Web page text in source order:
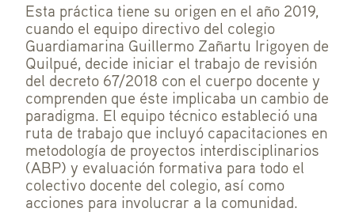
Esta práctica tiene su origen en el año 2019,
cuando el equipo directivo del colegio
Guardiamarina Guillermo Zañartu Irigoyen de
Quilpué, decide iniciar el trabajo de revisión
del decreto 67/2018 con el cuerpo docente y
comprenden que éste implicaba un cambio de
paradigma. El equipo técnico estableció una
ruta de trabajo que incluyó capacitaciones en
metodología de proyectos interdisciplinarios
(ABP) y evaluación formativa para todo el
colectivo docente del colegio, así como
acciones para involucrar a la comunidad.